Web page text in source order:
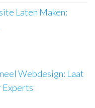
Laten Maken:
Webdesign: Laat
Experts